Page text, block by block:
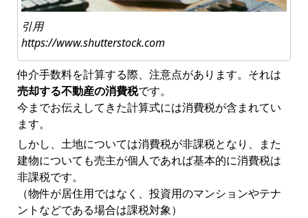
引用
https://www.shutterstock.com
仲介手数料を計算する際、注意点があります。それは
売却する不動産の消費税です。
今までお伝えしてきた計算式には消費税が含まれてい
ます。
しかし、土地については消費税が非課税となり、また
建物についても売主が個人であれば基本的に消費税は
非課税です。
（物件が居住用ではなく、投資用のマンションやテナ
ントなどである場合は課税対象）